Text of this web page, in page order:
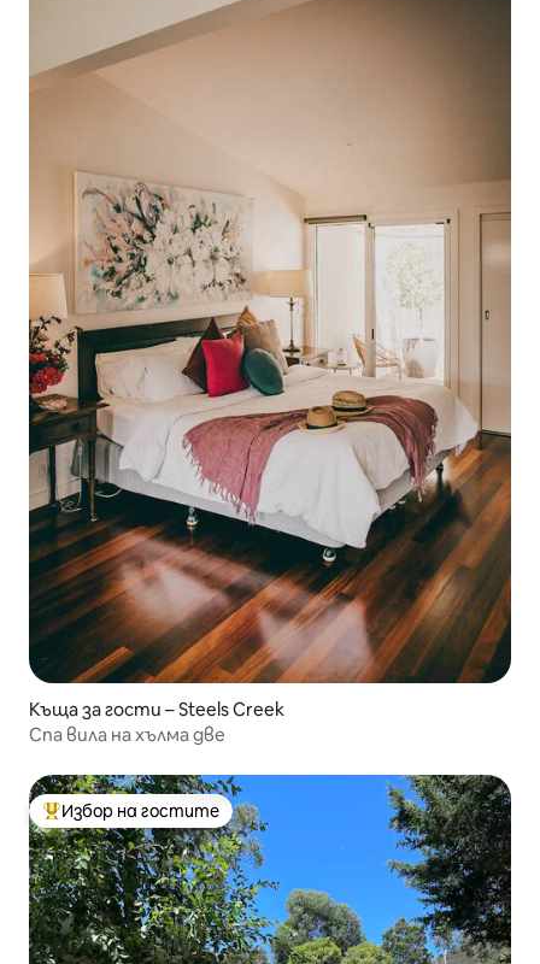
Къща за гости – Steels Creek
Спа вила на хълма две
Най-популярен избор на гостите
Избор на гостите